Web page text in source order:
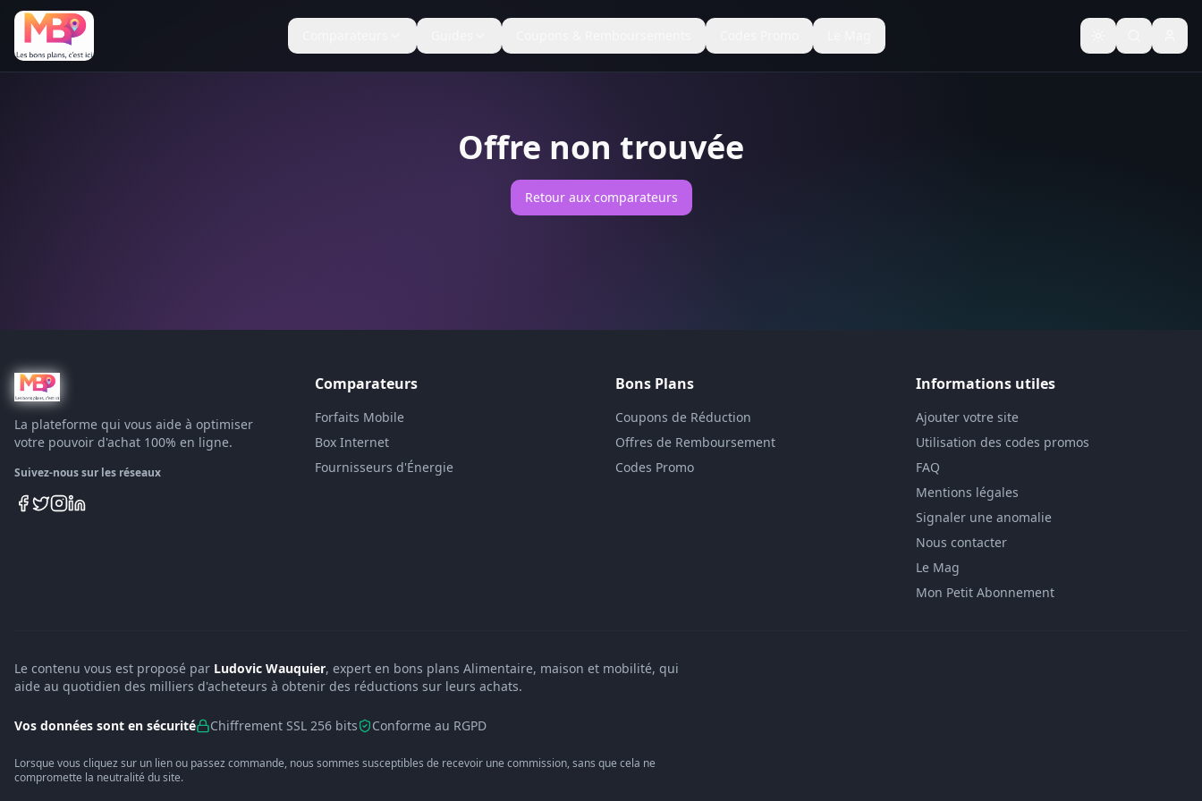
Basculer le
Offre non trouvée
Retour aux comparateurs
La plateforme qui vous aide à optimiser
votre pouvoir d'achat 100% en ligne.
Suivez-nous sur les réseaux
Comparateurs
Forfaits Mobile
Box Internet
Fournisseurs d'Énergie
Bons Plans
Coupons de Réduction
Offres de Remboursement
Codes Promo
Informations utiles
Ajouter votre site
Utilisation des codes promos
FAQ
Mentions légales
Signaler une anomalie
Nous contacter
Le Mag
Mon Petit Abonnement
Le contenu vous est proposé par Ludovic Wauquier, expert en bons plans Alimentaire, maison et mobilité, qui
aide au quotidien des milliers d'acheteurs à obtenir des réductions sur leurs achats.
Vos données sont en sécurité Chiffrement SSL 256 bits Conforme au RGPD
Lorsque vous cliquez sur un lien ou passez commande, nous sommes susceptibles de recevoir une commission, sans que cela ne
compromette la neutralité du site.